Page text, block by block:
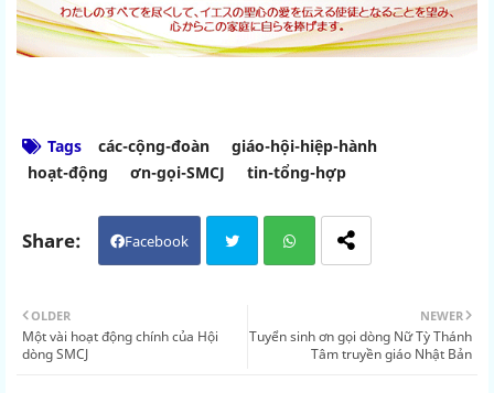
Tags các-cộng-đoàn
giáo-hội-hiệp-hành
hoạt-động
ơn-gọi-SMCJ tin-tổng-hợp
Facebook
atsa
NEWER
Tuyển sinh ơn gọi dòng Nữ Tỳ Thánh
Tâm truyền giáo Nhật Bản
OLDER
Một vài hoạt động chính của Hội
dòng SMCJ